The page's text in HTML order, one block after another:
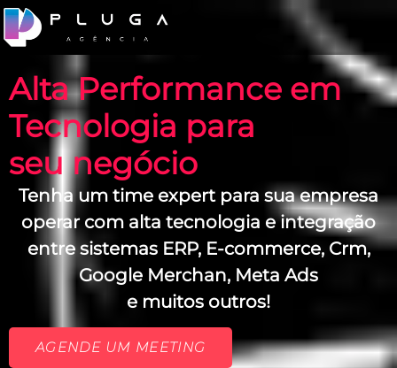
Alta Performance em
Tecnologia para
seu negócio
Tenha um time expert para sua empresa
operar com alta tecnologia e integração
entre sistemas ERP, E-commerce, Crm,
Google Merchan, Meta Ads
e muitos outros!
AGENDE UM MEETING